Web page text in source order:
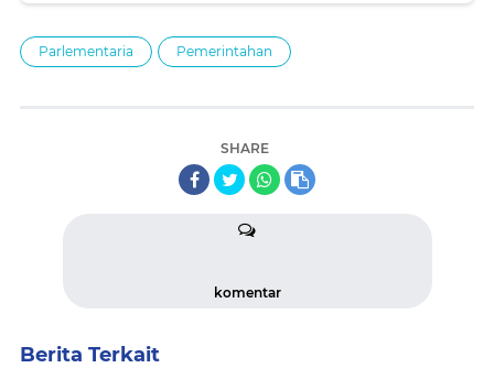
Parlementaria Pemerintahan
SHARE
komentar
Berita Terkait